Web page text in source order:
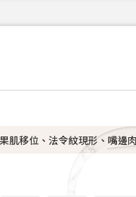
肌移位、法令紋現形、嘴邊